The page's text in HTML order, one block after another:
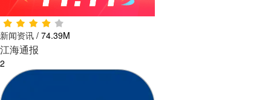
新闻资讯 / 74.39M
江海通报
2